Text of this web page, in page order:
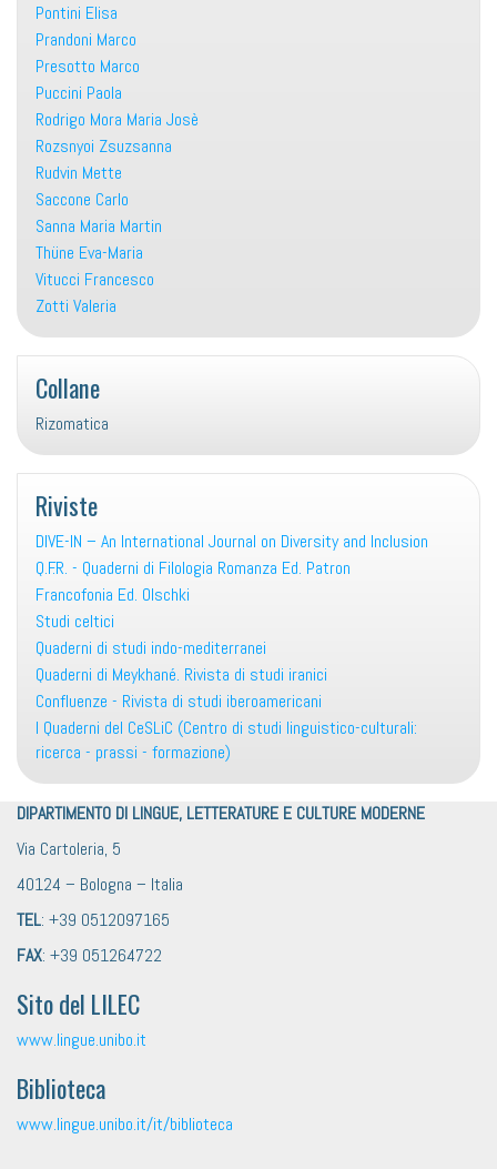
Pontini Elisa
Prandoni Marco
Presotto Marco
Puccini Paola
Rodrigo Mora Maria Josè
Rozsnyoi Zsuzsanna
Rudvin Mette
Saccone Carlo
Sanna Maria Martin
Thüne Eva-Maria
Vitucci Francesco
Zotti Valeria
Collane
Rizomatica
Riviste
DIVE-IN – An International Journal on Diversity and Inclusion
Q.F.R. - Quaderni di Filologia Romanza Ed. Patron
Francofonia Ed. Olschki
Studi celtici
Quaderni di studi indo-mediterranei
Quaderni di Meykhané. Rivista di studi iranici
Confluenze - Rivista di studi iberoamericani
I Quaderni del CeSLiC (Centro di studi linguistico-culturali:
ricerca - prassi - formazione)
DIPARTIMENTO DI LINGUE, LETTERATURE E CULTURE MODERNE
Via Cartoleria, 5
40124 – Bologna – Italia
TEL: +39 0512097165
FAX: +39 051264722
Sito del LILEC
www.lingue.unibo.it
Biblioteca
www.lingue.unibo.it/it/biblioteca